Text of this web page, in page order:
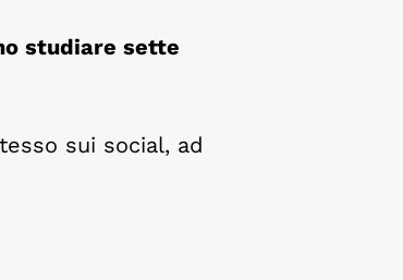
studiare sette
sui social, ad